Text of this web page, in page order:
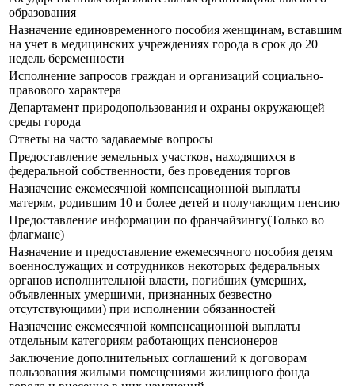
образования
Назначение единовременного пособия женщинам, вставшим
на учет в медицинских учреждениях города в срок до 20
недель беременности
Исполнение запросов граждан и организаций социально-
правового характера
Департамент природопользования и охраны окружающей
среды города
Ответы на часто задаваемые вопросы
Предоставление земельных участков, находящихся в
федеральной собственности, без проведения торгов
Назначение ежемесячной компенсационной выплаты
матерям, родившим 10 и более детей и получающим пенсию
Предоставление информации по франчайзингу(Только во
флагмане)
Назначение и предоставление ежемесячного пособия детям
военнослужащих и сотрудников некоторых федеральных
органов исполнительной власти, погибших (умерших,
объявленных умершими, признанных безвестно
отсутствующими) при исполнении обязанностей
Назначение ежемесячной компенсационной выплаты
отдельным категориям работающих пенсионеров
Заключение дополнительных соглашений к договорам
пользования жилыми помещениями жилищного фонда